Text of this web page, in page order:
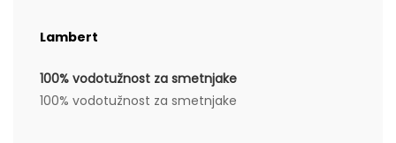
Lambert
100% vodotužnost za smetnjake
100% vodotužnost za smetnjake